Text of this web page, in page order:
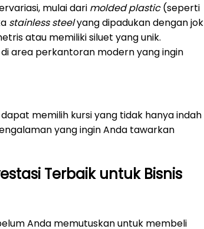
mulai dari molded plastic(seperti
stainless steelyang dipadukan dengan jok
atau memiliki siluet yang unik.
area perkantoran modern yang ingin
memilih kursi yang tidak hanya indah
yang ingin Anda tawarkan
Terbaik untuk Bisnis
Anda memutuskan untuk membeli